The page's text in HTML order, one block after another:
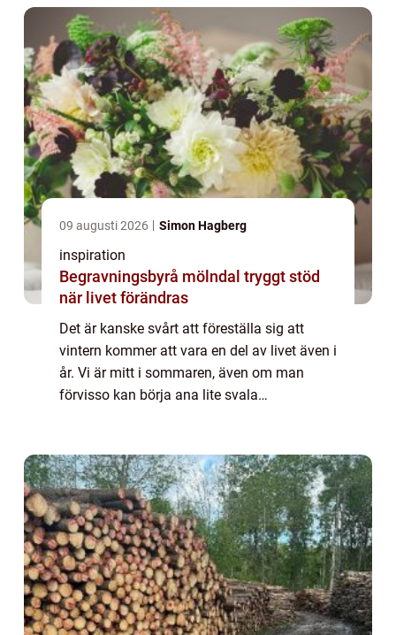
re...
09 augusti 2026 Simon Hagberg
inspiration
Begravningsbyrå mölndal tryggt stöd
när livet förändras
Det är kanske svårt att föreställa sig att
vintern kommer att vara en del av livet även i
år. Vi är mitt i sommaren, även om man
förvisso kan börja ana lite svala
re...